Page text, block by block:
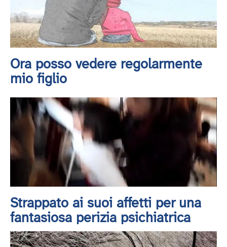
Ora posso vedere regolarmente
mio figlio
Strappato ai suoi affetti per una
fantasiosa perizia psichiatrica